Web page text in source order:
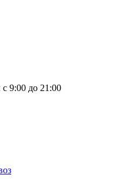
с 9:00 до 21:00